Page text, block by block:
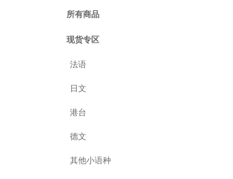
所有商品
现货专区
法语
日文
港台
德文
其他小语种